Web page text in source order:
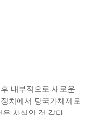
내부적으로 새로운
치에서 당국가체제로
사실인 것 같다.